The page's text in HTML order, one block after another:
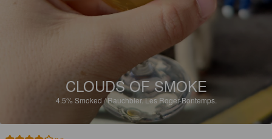
CLOUDS OF SMOKE
4.5% Smoked / Rauchbier.Les Roger-Bontemps.